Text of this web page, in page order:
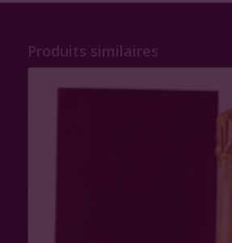
Produits similaires